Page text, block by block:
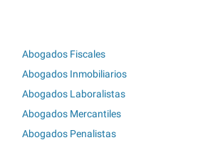
Abogados Fiscales
Abogados Inmobiliarios
Abogados Laboralistas
Abogados Mercantiles
Abogados Penalistas